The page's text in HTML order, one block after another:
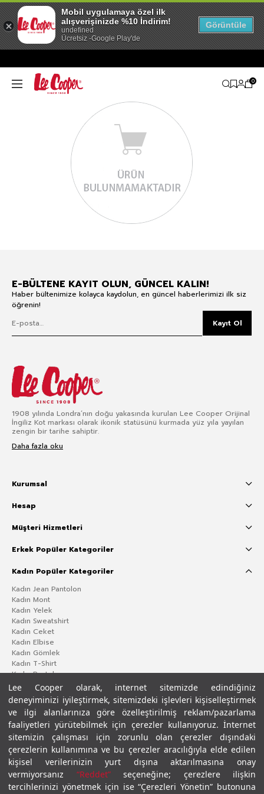
Lee Cooper olarak, internet sitemizde edindiğiniz
deneyiminizi iyileştirmek, sitemizdeki işlevleri kişiselleştirmek
ve ilgi alanlarınıza göre özelleştirilmiş reklam/pazarlama
faaliyetleri yürütebilmek için çerezler kullanıyoruz. İnternet
sitemizin çalışması için zorunlu olan çerezler dışındaki
çerezlerin kullanımına ve bu çerezler aracılığıyla elde edilen
kişisel verilerinizin yurt dışına aktarılmasına onay
vermiyorsanız “Reddet”seçeneğine; çerezlere ilişkin
tercihlerinizi yönetmek için ise “Çerezleri Yönetin” butonuna
0
E-BÜLTENE KAYIT OLUN, GÜNCEL KALIN!
Haber bültenimize kolayca kaydolun, en güncel haberlerimizi ilk siz
öğrenin!
Kayıt Ol
1908 yılında Londra’nın doğu yakasında kurulan Lee Cooper Orijinal
İngiliz Kot markası olarak ikonik statüsünü kurmada yüz yıla yayılan
zengin bir tarihe sahiptir.
Daha fazla oku
Kurumsal
Hesap
Müşteri Hizmetleri
Erkek Popüler Kategoriler
Kadın Popüler Kategoriler
Kadın Jean Pantolon
Kadın Mont
Kadın Yelek
Kadın Sweatshirt
Kadın Ceket
Kadın Elbise
Kadın Gömlek
Kadın T-Shirt
Kadın Pantolon
Gizlilik PolitikasıÇerez PolitikasıKVKK Aydınlatma MetniŞartlar ve Koşullar
Mobil uygulamaya özel ilk
alışverişinizde %10 İndirim!
undefined
Ücretsiz -Google Play'de
Görüntüle